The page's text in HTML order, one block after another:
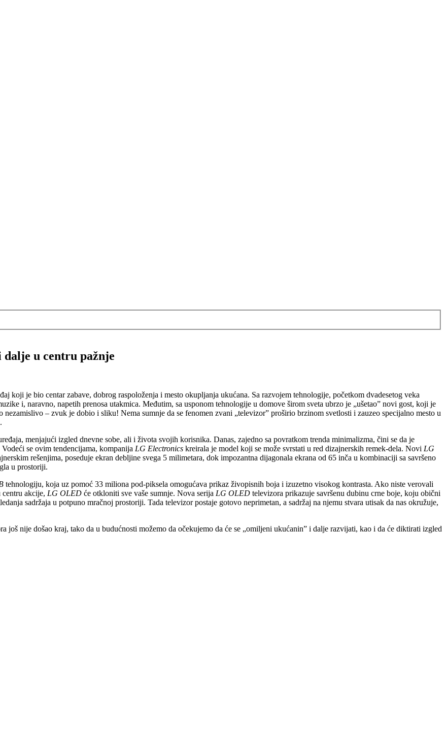
u centru pažnje
koji je bio centar zabave, dobrog raspoloženja i mesto okupljanja ukućana. Sa razvojem tehnologije, početkom dvadesetog veka
i, naravno, napetih prenosa utakmica. Međutim, sa usponom tehnologije u domove širom sveta ubrzo je „ušetao” novi gost, koji je
– zvuk je dobio i sliku! Nema sumnje da se fenomen zvani „televizor” proširio brzinom svetlosti i zauzeo specijalno mesto u
menjajući izgled dnevne sobe, ali i života svojih korisnika. Danas, zajedno sa povratkom trenda minimalizma, čini se da je
se ovim tendencijama, kompanija LG Electronics kreirala je model koji se može svrstati u red dizajnerskih remek-dela. Novi LG
rešenjima, poseduje ekran debljine svega 5 milimetara, dok impozantna dijagonala ekrana od 65 inča u kombinaciji sa savršeno
u prostoriji.
tehnologiju, koja uz pomoć 33 miliona pod-piksela omogućava prikaz živopisnih boja i izuzetno visokog kontrasta. Ako niste verovali
centru akcije, LG OLED će otkloniti sve vaše sumnje. Nova serija LG OLED televizora prikazuje savršenu dubinu crne boje, koju obični
sadržaja u potpuno mračnoj prostoriji. Tada televizor postaje gotovo neprimetan, a sadržaj na njemu stvara utisak da nas okružuje,
nije došao kraj, tako da u budućnosti možemo da očekujemo da će se „omiljeni ukućanin” i dalje razvijati, kao i da će diktirati izgled